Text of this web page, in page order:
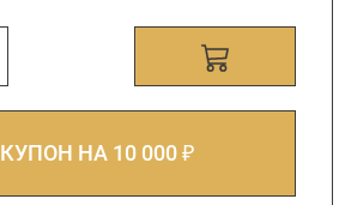
КУПОН НА 10 000 ₽